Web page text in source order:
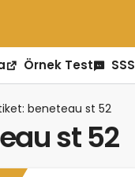
Örnek Test SSS
beneteau st 52
st 52